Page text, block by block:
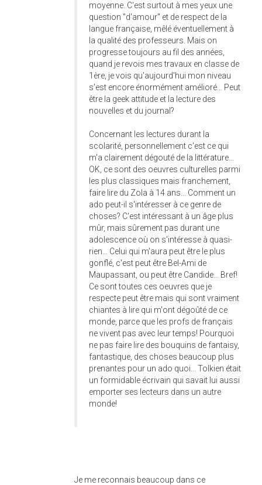
moyenne. C'est surtout à mes yeux une
question "d'amour" et de respect de la
langue française, mêlé éventuellement à
la qualité des professeurs. Mais on
progresse toujours au fil des années,
quand je revois mes travaux en classe de
1ère, je vois qu'aujourd'hui mon niveau
s'est encore énormément amélioré... Peut
être la geek attitude et la lecture des
nouvelles et du journal?
Concernant les lectures durant la
scolarité, personnellement c'est ce qui
m'a clairement dégouté de la littérature...
OK, ce sont des oeuvres culturelles parmi
les plus classiques mais franchement,
faire lire du Zola à 14 ans... Comment un
ado peut-il s'intéresser à ce genre de
choses? C'est intéressant à un âge plus
mûr, mais sûrement pas durant une
adolescence où on s'intéresse à quasi-
rien... Celui qui m'aura peut être le plus
gonflé, c'est peut être Bel-Ami de
Maupassant, ou peut être Candide... Bref!
Ce sont toutes ces oeuvres que je
respecte peut être mais qui sont vraiment
chiantes à lire qui m'ont dégoûté de ce
monde, parce que les profs de français
ne vivent pas avec leur temps! Pourquoi
ne pas faire lire des bouquins de fantaisy,
fantastique, des choses beaucoup plus
prenantes pour un ado quoi... Tolkien était
un formidable écrivain qui savait lui aussi
emporter ses lecteurs dans un autre
monde!
Je me reconnais beaucoup dans ce